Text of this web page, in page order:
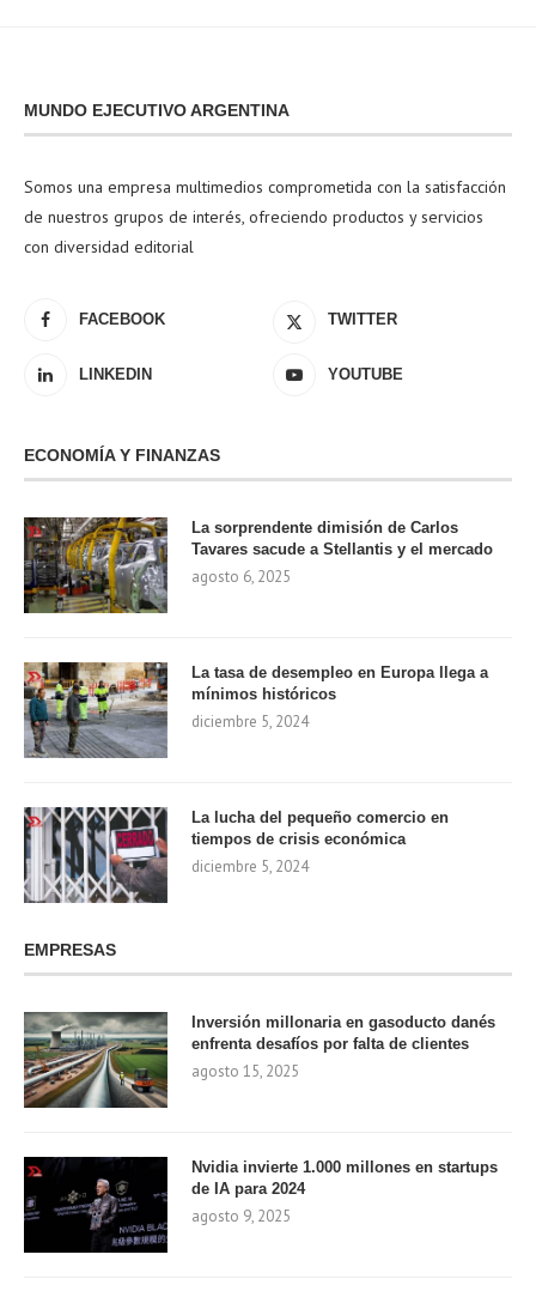
MUNDO EJECUTIVO ARGENTINA
Somos una empresa multimedios comprometida con la satisfacción
de nuestros grupos de interés, ofreciendo productos y servicios
con diversidad editorial
FACEBOOK TWITTER
LINKEDIN YOUTUBE
ECONOMÍA Y FINANZAS
La sorprendente dimisión de Carlos
Tavares sacude a Stellantis y el mercado
agosto 6, 2025
La tasa de desempleo en Europa llega a
mínimos históricos
diciembre 5, 2024
La lucha del pequeño comercio en
tiempos de crisis económica
diciembre 5, 2024
EMPRESAS
Inversión millonaria en gasoducto danés
enfrenta desafíos por falta de clientes
agosto 15, 2025
Nvidia invierte 1.000 millones en startups
de IA para 2024
agosto 9, 2025